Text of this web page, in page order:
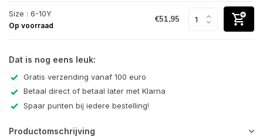
Size : 6-10Y
Op voorraad
€51,95
Dat is nog eens leuk:
Gratis verzending vanaf 100 euro
Betaal direct of betaal later met Klarna
Spaar punten bij iedere bestelling!
Productomschrijving